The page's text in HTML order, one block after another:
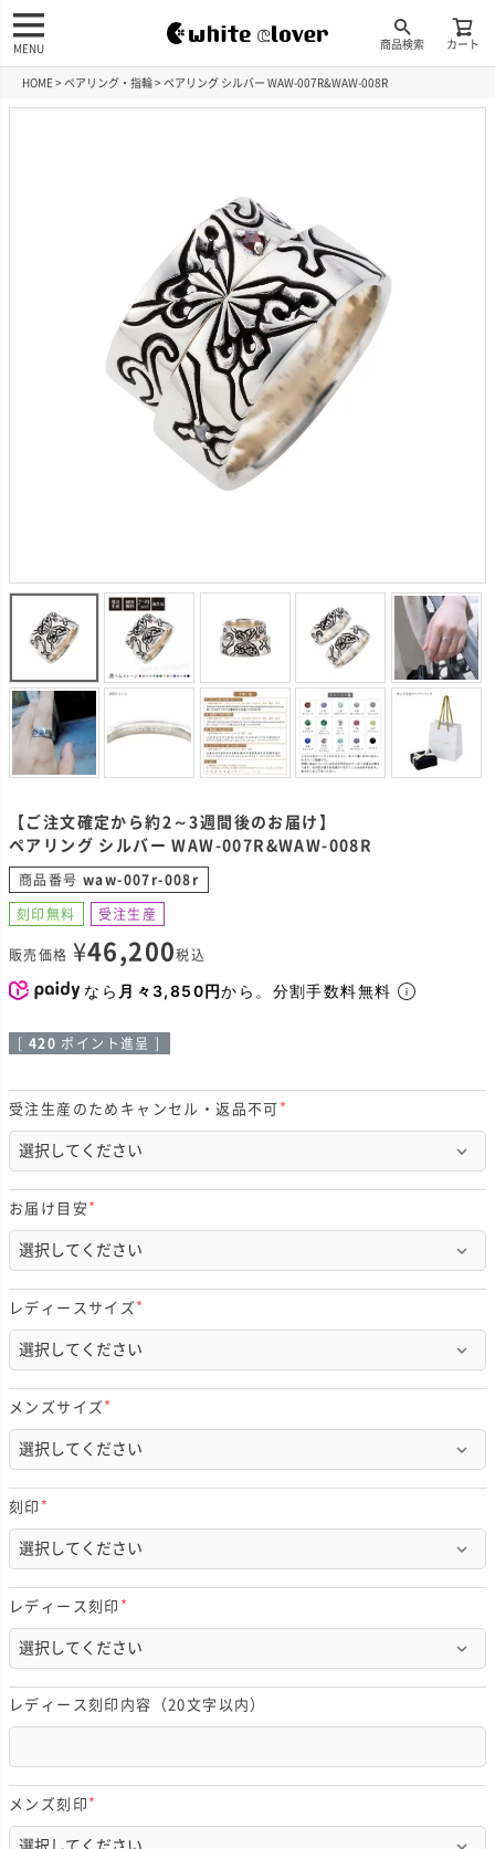
商品検索 カート
MENU
HOME ペアリング・指輪 ペアリング シルバー WAW-007R&WAW-008R
【ご注文確定から約2～3週間後のお届け】
ペアリング シルバー WAW-007R&WAW-008R
商品番号 waw-007r-008r
刻印無料 受注生産
販売価格 ¥46,200税込
なら 月々3,850円から。分割手数料無料
420 ポイント進呈 ]
受注生産のためキャンセル・返品不可
)
お届け目安
必
須
)
レディースサイズ
須
)
メンズサイズ
必
須
)
刻印
必
須
)
レディース刻印
必
須
)
レディース刻印内容（20文字以内）
メンズ刻印
必